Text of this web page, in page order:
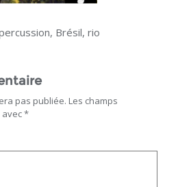
Brésil, rio
pas publiée. Les champs
*